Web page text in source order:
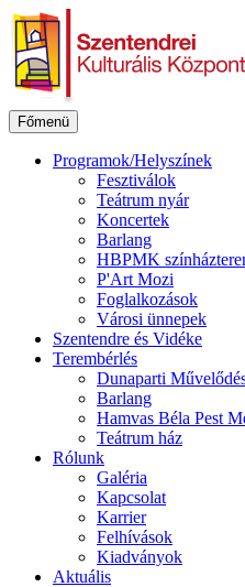
Ugrás
a
tartalomhoz
Főmenü
Programok/Helyszínek
Fesztiválok
Teátrum nyár
Koncertek
Barlang
HBPMK
P'Art Mozi
Foglalkozások
Városi ünnepek
Szentendre és Vidéke
Terembérlés
Dunaparti
Barlang
Hamvas Béla Pest
Teátrum ház
Rólunk
Galéria
Kapcsolat
Karrier
Felhívások
Kiadványok
Aktuális